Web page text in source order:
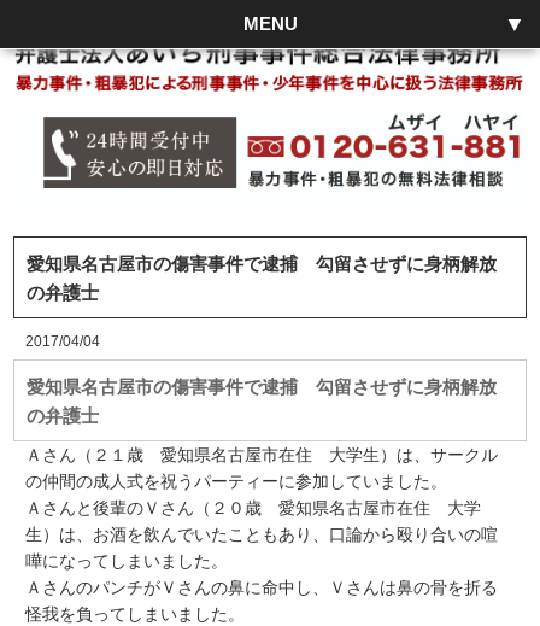
MENU
愛知県名古屋市の傷害事件で逮捕 勾留させずに身柄解放
の弁護士
2017/04/04
愛知県名古屋市の傷害事件で逮捕 勾留させずに身柄解放
の弁護士
Ａさん（２１歳 愛知県名古屋市在住 大学生）は、サークル
の仲間の成人式を祝うパーティーに参加していました。
Ａさんと後輩のＶさん（２０歳 愛知県名古屋市在住 大学
生）は、お酒を飲んでいたこともあり、口論から殴り合いの喧
嘩になってしまいました。
ＡさんのパンチがＶさんの鼻に命中し、Ｖさんは鼻の骨を折る
怪我を負ってしまいました。